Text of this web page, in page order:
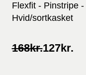
Flexfit - Pinstripe -
Hvid/sortkasket
168kr.
Original127kr.
Current